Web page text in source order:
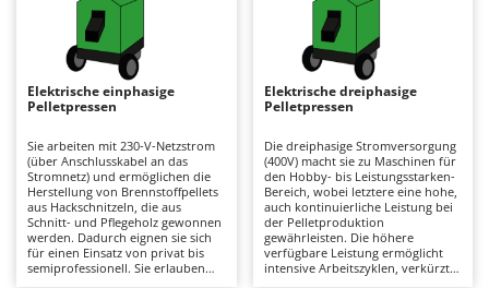
Alu-Teleskopleitern
Anbaubagger Heckbagger für Traktoren
Arbeitsschutzkleidung
Aschesauger
Astkettensägen - Hochentaster
Astscheren
Atemschutzgeräte
Aufroller für Olivennetze
Aufschnittmaschinen
AL-KO
ALA 2000
Alce
Alpina
Ama
Ambrogio Robot
Annovi Reverberi
ANTHBOT
Archman
Elektrische einphasige
Pelletpressen
Sie arbeiten mit 230-V-Netzstrom
(über Anschlusskabel an das
Stromnetz) und ermöglichen die
Herstellung von Brennstoffpellets
aus Hackschnitzeln, die aus
Schnitt- und Pflegeholz gewonnen
werden. Dadurch eignen sie sich
für einen Einsatz von privat bis
semiprofessionell. Sie erlauben
Elektrische dreiphasige
Pelletpressen
Die dreiphasige Stromversorgung
(400V) macht sie zu Maschinen für
den Hobby- bis Leistungsstarken-
Bereich, wobei letztere eine hohe,
auch kontinuierliche Leistung bei
der Pelletproduktion
gewährleisten. Die höhere
verfügbare Leistung ermöglicht
intensive Arbeitszyklen, verkürzt